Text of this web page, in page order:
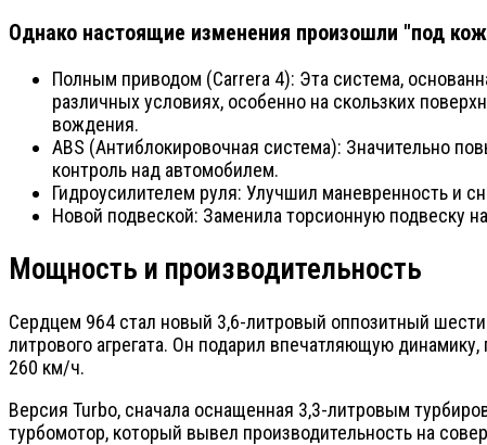
Однако настоящие изменения произошли "под
Полным приводом (Carrera 4): Эта система,
различных условиях, особенно на скользких
вождения.
ABS (Антиблокировочная система): Значительно
контроль над автомобилем.
Гидроусилителем руля: Улучшил маневренность и
Новой подвеской: Заменила торсионную подвеску
Мощность и производительность
Сердцем 964 стал новый 3,6-литровый оппозитный
литрового агрегата. Он подарил впечатляющую
260 км/ч.
Версия Turbo, сначала оснащенная 3,3-литровым
турбомотор, который вывел производительность на